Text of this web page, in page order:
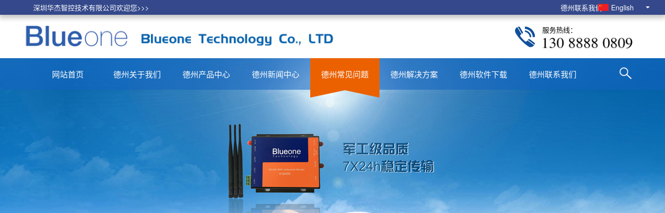
德州联系我们 English
深圳华杰智控技术有限公司欢迎您>>>
服务热线：
130 8888 0809
网站首页 德州关于我们 德州产品中心 德州新闻中心 德州常见问题 德州解决方案 德州软件下载 德州联系我们